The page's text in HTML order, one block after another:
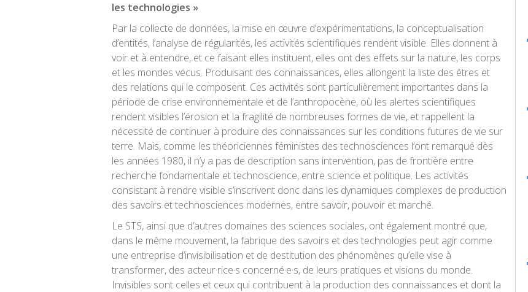
les technologies »
Par la collecte de données, la mise en œuvre d’expérimentations, la conceptualisation
d’entités, l’analyse de régularités, les activités scientifiques rendent visible. Elles donnent à
voir et à entendre, et ce faisant elles instituent, elles ont des effets sur la nature, les corps
et les mondes vécus. Produisant des connaissances, elles allongent la liste des êtres et
des relations qui le composent. Ces activités sont particulièrement importantes dans la
période de crise environnementale et de l’anthropocène, où les alertes scientifiques
rendent visibles l’érosion et la fragilité de nombreuses formes de vie, et rappellent la
nécessité de continuer à produire des connaissances sur les conditions futures de vie sur
terre. Mais, comme les théoriciennes féministes des technosciences l’ont remarqué dès
les années 1980, il n’y a pas de description sans intervention, pas de frontière entre
recherche fondamentale et technoscience, entre science et politique. Les activités
consistant à rendre visible s’inscrivent donc dans les dynamiques complexes de production
des savoirs et technosciences modernes, entre savoir, pouvoir et marché.
Le STS, ainsi que d’autres domaines des sciences sociales, ont également montré que,
dans le même mouvement, la fabrique des savoirs et des technologies peut agir comme
une entreprise d’invisibilisation et de destitution des phénomènes qu’elle vise à
transformer, des acteur·rice·s concerné·e·s, de leurs pratiques et visions du monde.
Invisibles sont celles et ceux qui contribuent à la production des connaissances et dont la